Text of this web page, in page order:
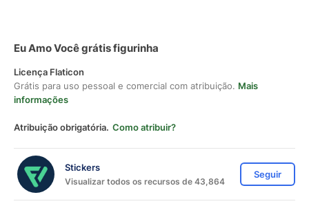
Eu Amo Você grátis figurinha
Licença Flaticon
Grátis para uso pessoal e comercial com atribuição. Mais
informações
Atribuição obrigatória. Como atribuir?
Stickers
Visualizar todos os recursos de 43,864
Seguir